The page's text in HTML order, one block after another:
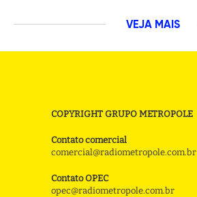
VEJA MAIS
COPYRIGHT GRUPO METROPOLE
Contato comercial
comercial@radiometropole.com.br
Contato OPEC
opec@radiometropole.com.br